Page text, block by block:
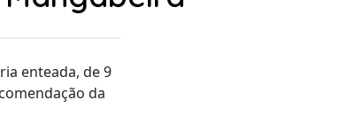
enteada, de 9
da